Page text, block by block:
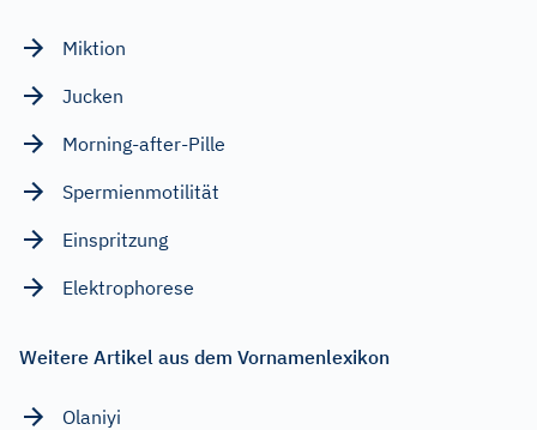
Miktion
Jucken
Morning-after-Pille
Spermienmotilität
Einspritzung
Elektrophorese
Weitere Artikel aus dem Vornamenlexikon
Olaniyi